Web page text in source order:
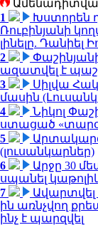
1
Խստորեն
Ռուբինյանի
լինելը. Դանիել
2
ազատվել է
3
Սիլվա
մասին
4
Նիկոլ
ստացած
5
(լուսանկարներ)
6
Արջը 30
սպանել
7
Ավարտվել
ին առնչվող
ինչ է պարզվել